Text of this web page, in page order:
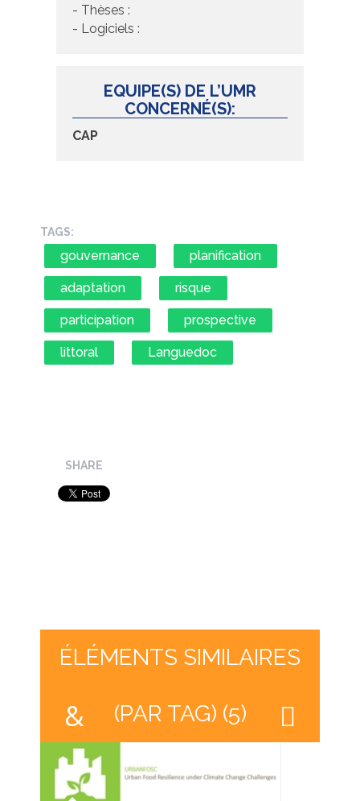
- Thèses :
- Logiciels :
EQUIPE(S) DE L’UMR
CONCERNÉ(S):
CAP
TAGS:
gouvernance planification
adaptation risque
participation prospective
littoral Languedoc
SHARE
ÉLÉMENTS SIMILAIRES
(PAR TAG) (5)